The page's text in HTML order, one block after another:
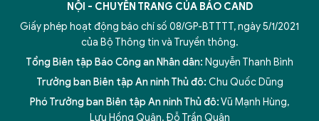
NỘI - CHUYÊN TRANG CỦA BÁO CAND
Giấy phép hoạt động báo chí số 08/GP-BTTTT, ngày 5/1/2021
của Bộ Thông tin và Truyền thông.
Tổng Biên tập Báo Công an Nhân dân: Nguyễn Thanh Bình
Trưởng ban Biên tập An ninh Thủ đô: Chu Quốc Dũng
Phó Trưởng ban Biên tập An ninh Thủ đô:Vũ Mạnh Hùng,
Lưu Hồng Quân, Đỗ Trần Quân